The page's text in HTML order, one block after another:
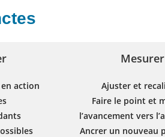
action
Mesurer
Ajuster et
Faire le point et
l’avancement vers
Ancrer un nouveau